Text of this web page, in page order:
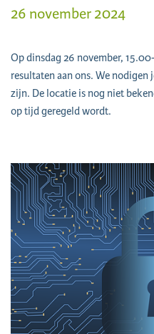
26 november 2024
Op dinsdag 26 november,
resultaten aan ons. We
zijn. De locatie is nog niet
op tijd geregeld wordt.